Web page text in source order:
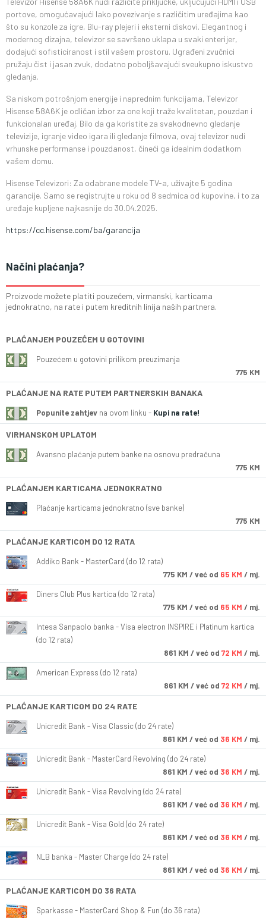
portove, omogućavajući lako povezivanje s različitim uređajima kao
što su konzole za igre, Blu-ray plejeri i eksterni diskovi. Elegantnog i
modernog dizajna, televizor se savršeno uklapa u svaki enterijer,
dodajući sofisticiranost i stil vašem prostoru. Ugrađeni zvučnici
pružaju čist i jasan zvuk, dodatno poboljšavajući sveukupno iskustvo
gledanja.
Sa niskom potrošnjom energije i naprednim funkcijama, Televizor
Hisense 58A6K je odličan izbor za one koji traže kvalitetan, pouzdan i
funkcionalan uređaj. Bilo da ga koristite za svakodnevno gledanje
televizije, igranje video igara ili gledanje filmova, ovaj televizor nudi
vrhunske performanse i pouzdanost, čineći ga idealnim dodatkom
vašem domu.
Hisense Televizori: Za odabrane modele TV-a, uživajte 5 godina
garancije. Samo se registrujte u roku od 8 sedmica od kupovine, i to za
uređaje kupljene najkasnije do 30.04.2025.
https://cc.hisense.com/ba/garancija
Načini plaćanja?
Proizvode možete platiti pouzećem, virmanski, karticama
jednokratno, na rate i putem kreditnih linija naših partnera.
PLAĆANJEM POUZEĆEM U GOTOVINI
Pouzećem u gotovini prilikom preuzimanja
775 KM
PLAĆANJE NA RATE PUTEM PARTNERSKIH BANAKA
Popunite zahtjev na ovom linku - Kupi na rate!
VIRMANSKOM UPLATOM
Avansno plaćanje putem banke na osnovu predračuna
775 KM
PLAĆANJEM KARTICAMA JEDNOKRATNO
Plaćanje karticama jednokratno (sve banke)
775 KM
PLAĆANJE KARTICOM DO 12 RATA
Addiko Bank - MasterCard (do 12 rata)
775 KM / već od 65 KM / mj.
Diners Club Plus kartica (do 12 rata)
775 KM / već od 65 KM / mj.
Intesa Sanpaolo banka - Visa electron INSPIRE i Platinum kartica
(do 12 rata)
861 KM / već od 72 KM / mj.
American Express (do 12 rata)
861 KM / već od 72 KM / mj.
PLAĆANJE KARTICOM DO 24 RATE
Unicredit Bank - Visa Classic (do 24 rate)
861 KM / već od 36 KM / mj.
Unicredit Bank - MasterCard Revolving (do 24 rate)
861 KM / već od 36 KM / mj.
Unicredit Bank - Visa Revolving (do 24 rate)
861 KM / već od 36 KM / mj.
Unicredit Bank - Visa Gold (do 24 rate)
861 KM / već od 36 KM / mj.
NLB banka - Master Charge (do 24 rate)
861 KM / već od 36 KM / mj.
PLAĆANJE KARTICOM DO 36 RATA
Sparkasse - MasterCard Shop & Fun (do 36 rata)